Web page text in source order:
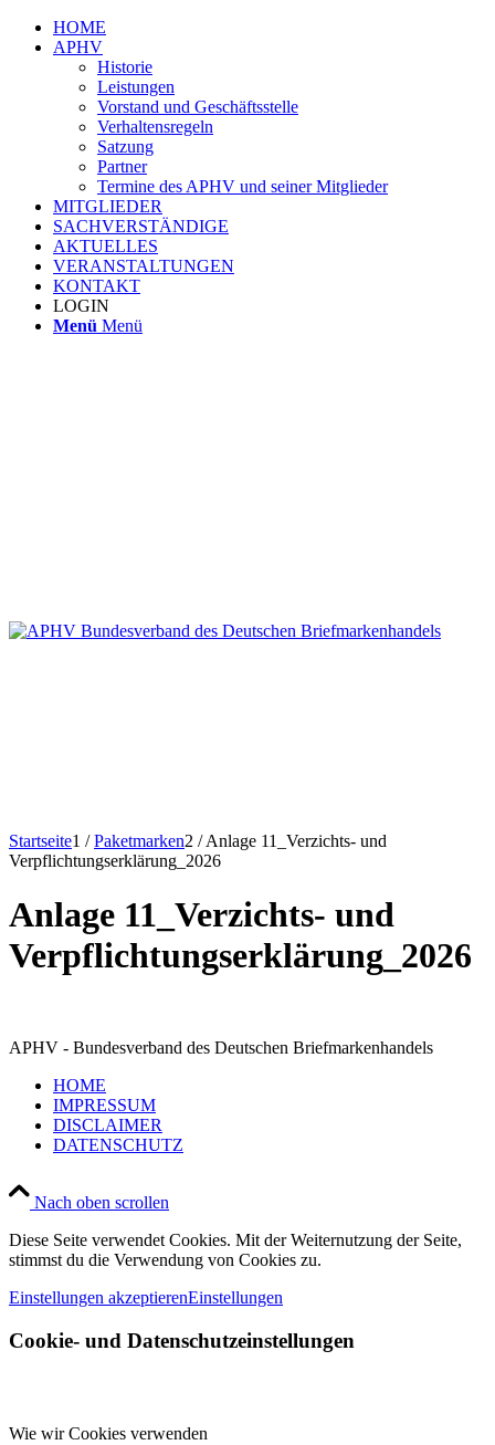
HOME
APHV
Historie
Leistungen
Vorstand und Geschäftsstelle
Verhaltensregeln
Satzung
Partner
Termine des APHV und seiner Mitglieder
MITGLIEDER
SACHVERSTÄNDIGE
AKTUELLES
VERANSTALTUNGEN
KONTAKT
LOGIN
Menü Menü
Startseite1 / Paketmarken2 / Anlage 11_Verzichts- und
Verpflichtungserklärung_2026
Anlage 11_Verzichts- und
Verpflichtungserklärung_2026
APHV - Bundesverband des Deutschen Briefmarkenhandels
HOME
IMPRESSUM
DISCLAIMER
DATENSCHUTZ
Nach oben scrollen
Diese Seite verwendet Cookies. Mit der Weiternutzung der Seite,
stimmst du die Verwendung von Cookies zu.
Einstellungen akzeptierenEinstellungen
Cookie- und Datenschutzeinstellungen
Wie wir Cookies verwenden